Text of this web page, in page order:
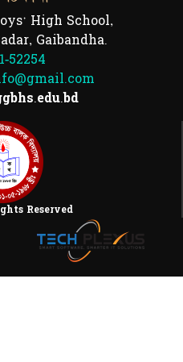
Reserved
High School,
Gaibandha.
52254